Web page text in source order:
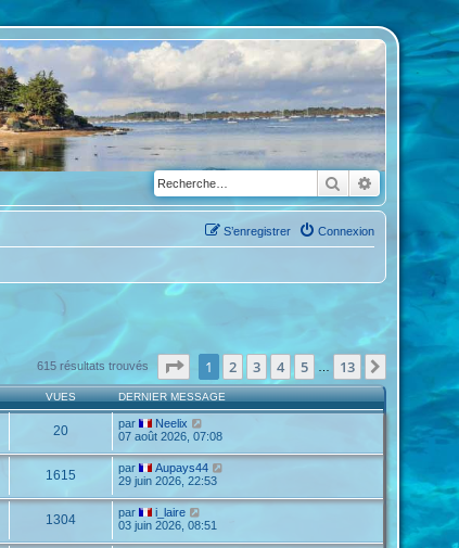
Rechercher
Connexion
S’enregistrer
615 résultats trouvés Page sur13
1 2 3 4 5 13 Suivante
VUES DERNIER MESSAGE
20 par
Neelix
07 août 2026, 07:08
1615 par
Aupays44
29 juin 2026, 22:53
1304 par
i_laire
03 juin 2026, 08:51